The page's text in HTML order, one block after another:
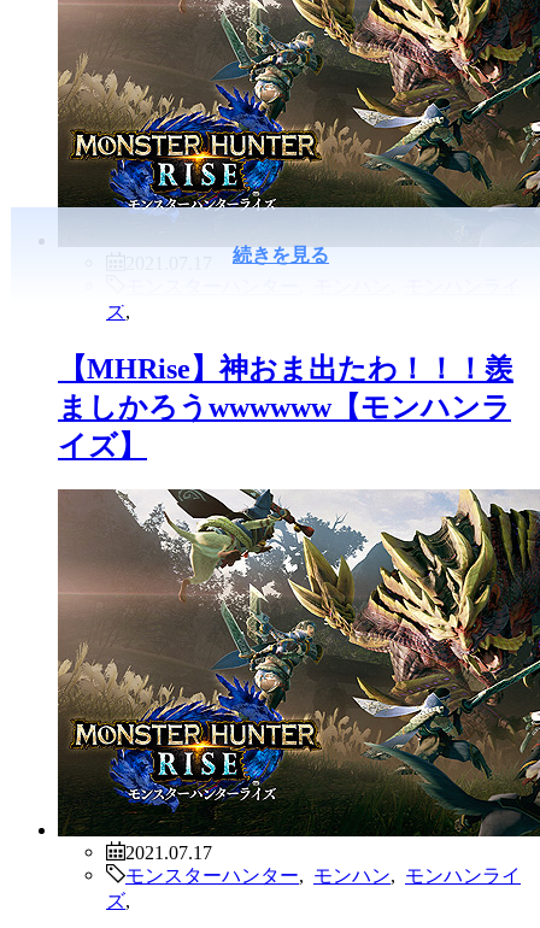
続きを見る
ズ
【MHRise】神おま出たわ！！！羨
ましかろうwwwwww【モンハンラ
イズ】
2021.07.17
モンスターハンター
モンハン
モンハンライ
ズ